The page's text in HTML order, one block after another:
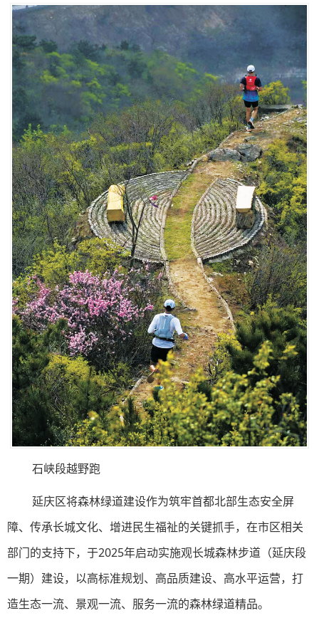
石峡段越野跑
延庆区将森林绿道建设作为筑牢首都北部生态安全屏
障、传承长城文化、增进民生福祉的关键抓手，在市区相关
部门的支持下，于2025年启动实施观长城森林步道（延庆段
一期）建设，以高标准规划、高品质建设、高水平运营，打
造生态一流、景观一流、服务一流的森林绿道精品。